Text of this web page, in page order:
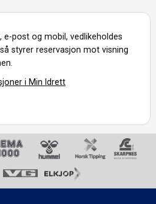
post og mobil, vedlikeholdes
styrer reservasjon mot visning
i Min Idrett